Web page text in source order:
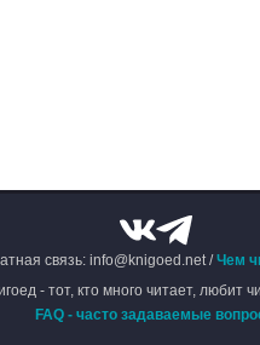
связь: info@knigoed.net /Чем
- тот, кто много читает, любит
FAQ - часто задаваемые